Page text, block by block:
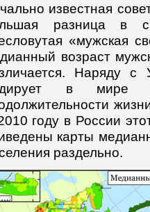
известная
разница в
«мужская
возраст
Наряду с
в мире
году в России
карты
раздельно.